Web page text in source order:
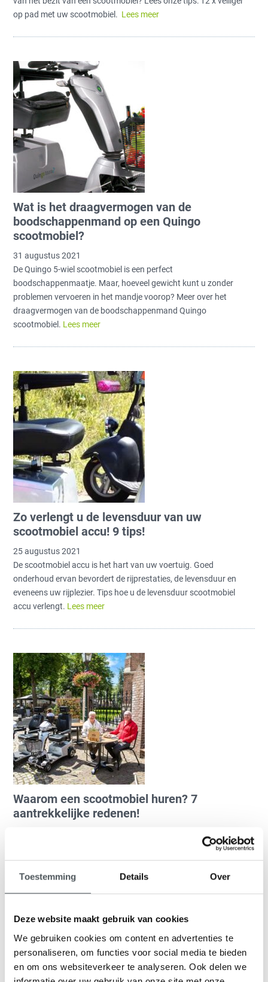
Toestemming Details Over
Deze website maakt gebruik van cookies
We gebruiken cookies om content en advertenties te
personaliseren, om functies voor social media te bieden
en om ons websiteverkeer te analyseren. Ook delen we
op pad met uw scootmobiel. Lees meer
Wat is het draagvermogen van de
boodschappenmand op een Quingo
scootmobiel?
31 augustus 2021
De Quingo 5-wiel scootmobiel is een perfect
boodschappenmaatje. Maar, hoeveel gewicht kunt u zonder
problemen vervoeren in het mandje voorop? Meer over het
draagvermogen van de boodschappenmand Quingo
scootmobiel. Lees meer
Zo verlengt u de levensduur van uw
scootmobiel accu! 9 tips!
25 augustus 2021
De scootmobiel accu is het hart van uw voertuig. Goed
onderhoud ervan bevordert de rijprestaties, de levensduur en
eveneens uw rijplezier. Tips hoe u de levensduur scootmobiel
accu verlengt. Lees meer
Waarom een scootmobiel huren? 7
aantrekkelijke redenen!
Heeft u weleens overwogen een scootmobiel te huren? Om
heerlijk onbezorgd een dag of week te genieten? Zonder dat uw
verminderde mobiliteit een rol speelt? 7 keer waarom een